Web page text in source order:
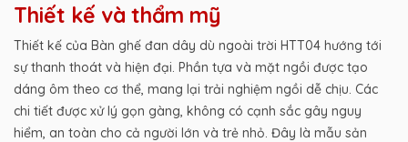
Thiết kế và thẩm mỹ
Thiết kế của Bàn ghế đan dây dù ngoài trời HTT04 hướng tới
sự thanh thoát và hiện đại. Phần tựa và mặt ngồi được tạo
dáng ôm theo cơ thể, mang lại trải nghiệm ngồi dễ chịu. Các
chi tiết được xử lý gọn gàng, không có cạnh sắc gây nguy
hiểm, an toàn cho cả người lớn và trẻ nhỏ. Đây là mẫu sản